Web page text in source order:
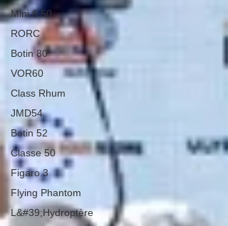
Mini 6.50
RORC
Botin 80
VOR60
Class Rhum
JMD54
Botin 52
Classe 50
Figaro 3
Flying Phantom
L&#39;Hydroptère